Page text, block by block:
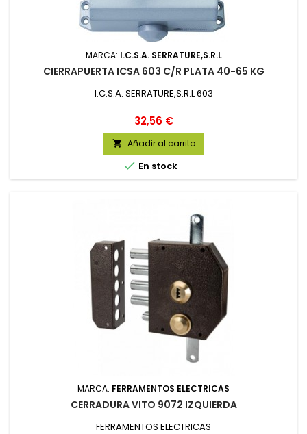
MARCA: I.C.S.A. SERRATURE,S.R.L
CIERRAPUERTA ICSA 603 C/R PLATA 40-65 KG
I.C.S.A. SERRATURE,S.R.L 603
Precio
32,56 €
 Añadir al carrito
 En stock
MARCA: FERRAMENTOS ELECTRICAS
CERRADURA VITO 9072 IZQUIERDA
FERRAMENTOS ELECTRICAS